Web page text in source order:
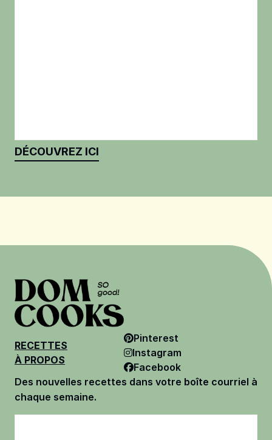
DÉCOUVREZ ICI
RECETTES
À PROPOS
Pinterest
Instagram
Facebook
Des nouvelles recettes dans votre boîte courriel à
chaque semaine.